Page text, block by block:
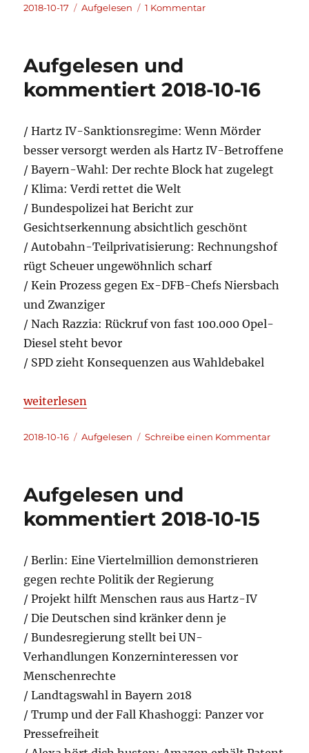
Veröffentlicht
2018-10-17 Kategorien
Aufgelesen 1 Kommentarzu
17
Aufgelesen und
kommentiert 2018-10-16
/ Hartz IV-Sanktionsregime: Wenn Mörder
besser versorgt werden als Hartz IV-Betroffene
/ Bayern-Wahl: Der rechte Block hat zugelegt
/ Klima: Verdi rettet die Welt
/ Bundespolizei hat Bericht zur
Gesichtserkennung absichtlich geschönt
/ Autobahn-Teilprivatisierung: Rechnungshof
rügt Scheuer ungewöhnlich scharf
/ Kein Prozess gegen Ex-DFB-Chefs Niersbach
und Zwanziger
/ Nach Razzia: Rückruf von fast 100.000 Opel-
Diesel steht bevor
/ SPD zieht Konsequenzen aus Wahldebakel
„Aufgelesen und kommentiert 2018-10-16“
weiterlesen
Veröffentlicht
2018-10-16 Kategorien
Aufgelesen Schreibe einen Kommentarzu
Aufgelesen und
kommentiert 2018-10-15
/ Berlin: Eine Viertelmillion demonstrieren
gegen rechte Politik der Regierung
/ Projekt hilft Menschen raus aus Hartz-IV
/ Die Deutschen sind kränker denn je
/ Bundesregierung stellt bei UN-
Verhandlungen Konzerninteressen vor
Menschenrechte
/ Landtagswahl in Bayern 2018
/ Trump und der Fall Khashoggi: Panzer vor
Pressefreiheit